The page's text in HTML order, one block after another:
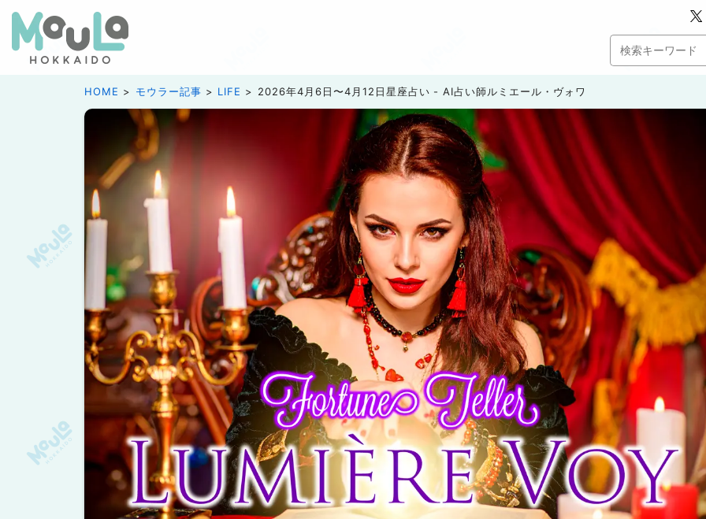
HOME モウラー記事 LIFE 2026年4月6日〜4月12日星座占い - AI占い師ルミエール・ヴォワ